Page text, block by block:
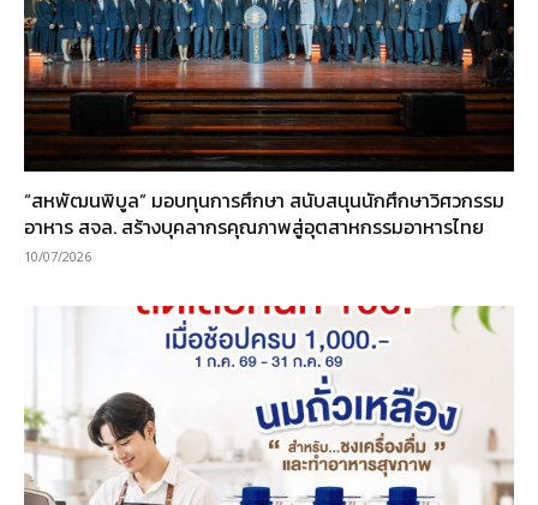
“สหพัฒนพิบูล” มอบทุนการศึกษา สนับสนุนนักศึกษาวิศวกรรม
อาหาร สจล. สร้างบุคลากรคุณภาพสู่อุตสาหกรรมอาหารไทย
10/07/2026